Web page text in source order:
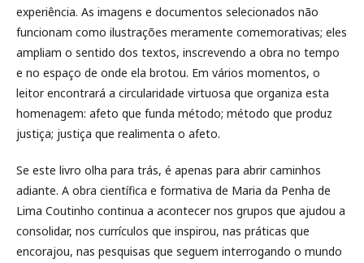
experiência. As imagens e documentos selecionados não
funcionam como ilustrações meramente comemorativas; eles
ampliam o sentido dos textos, inscrevendo a obra no tempo
e no espaço de onde ela brotou. Em vários momentos, o
leitor encontrará a circularidade virtuosa que organiza esta
homenagem: afeto que funda método; método que produz
justiça; justiça que realimenta o afeto.
Se este livro olha para trás, é apenas para abrir caminhos
adiante. A obra científica e formativa de Maria da Penha de
Lima Coutinho continua a acontecer nos grupos que ajudou a
consolidar, nos currículos que inspirou, nas práticas que
encorajou, nas pesquisas que seguem interrogando o mundo